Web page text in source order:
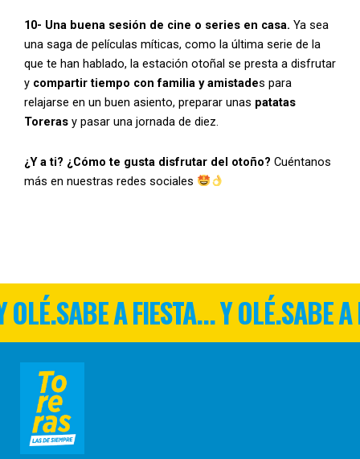
10- Una buena sesión de cine o series en casa. Ya sea
una saga de películas míticas, como la última serie de la
que te han hablado, la estación otoñal se presta a disfrutar
y compartir tiempo con familia y amistades para
relajarse en un buen asiento, preparar unas patatas
Toreras y pasar una jornada de diez.
¿Y a ti? ¿Cómo te gusta disfrutar del otoño? Cuéntanos
más en nuestras redes sociales
OLÉ.SABE A FIESTA... Y OLÉ.SABE A